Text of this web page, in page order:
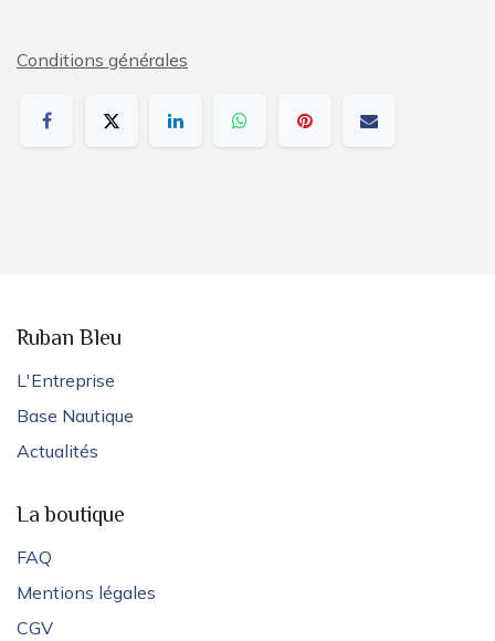
Conditions générales
Ruban Bleu
L'Entreprise
Base Nautique
Actualités
La boutique
FAQ
Mentions légales
CGV